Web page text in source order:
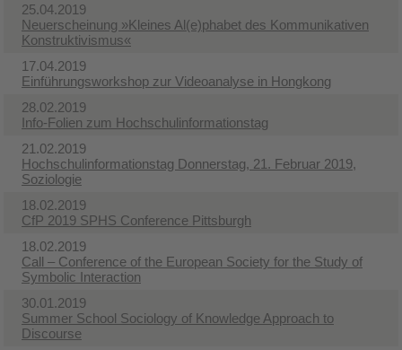
25.04.2019
Neuerscheinung »Kleines Al(e)phabet des Kommunikativen
Konstruktivismus«
17.04.2019
Einführungsworkshop zur Videoanalyse in Hongkong
28.02.2019
Info-Folien zum Hochschulinformationstag
21.02.2019
Hochschulinformationstag Donnerstag, 21. Februar 2019,
Soziologie
18.02.2019
CfP 2019 SPHS Conference Pittsburgh
18.02.2019
Call – Conference of the European Society for the Study of
Symbolic Interaction
30.01.2019
Summer School Sociology of Knowledge Approach to
Discourse